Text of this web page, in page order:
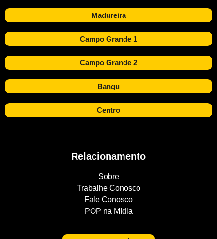
Madureira
Campo Grande 1
Campo Grande 2
Bangu
Centro
Relacionamento
Sobre
Trabalhe Conosco
Fale Conosco
POP na Mídia